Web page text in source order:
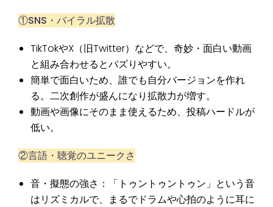
①SNS・バイラル拡散
TikTokやX（旧Twitter）などで、奇妙・面白い動画
と組み合わせるとバズりやすい。
簡単で面白いため、誰でも自分バージョンを作れ
る。二次創作が盛んになり拡散力が増す。
動画や画像にそのまま使えるため、投稿ハードルが
低い。
②言語・聴覚のユニークさ
音・擬態の強さ：「トゥントゥントゥン」という音
はリズミカルで、まるでドラムや心拍のように耳に